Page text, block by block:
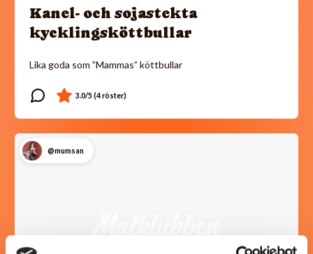
Kanel- och sojastekta
kycklingsköttbullar
Lika goda som ”Mammas” köttbullar
@mumsan